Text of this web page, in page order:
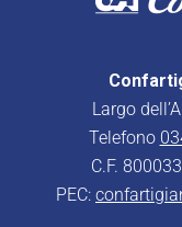
Largo
Telefono
C.F.
PEC: